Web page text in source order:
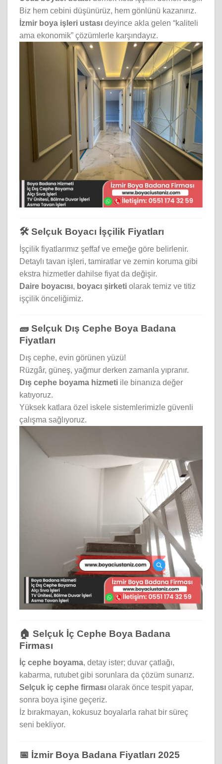
Biz hem cebini düşünürüz, hem gönlünü kazanırız.
İzmir boya işleri ustası deyince akla gelen “kaliteli
ama ekonomik” çözümlerle karşındayız.
🛠️ Selçuk Boyacı İşçilik Fiyatları
İşçilik fiyatlarımız şeffaf ve emeğe göre belirlenir.
Detaylı tavan işleri, tamiratlar ve zemin koruma gibi
ekstra hizmetler dahilse fiyat da değişir.
Daire boyacısı, boyacı şirketi olarak temiz ve titiz
işçilik önceliğimiz.
🧱 Selçuk Dış Cephe Boya Badana
Fiyatları
Dış cephe, evin görünen yüzü!
Rüzgâr, güneş, yağmur derken zamanla yıpranır.
Dış cephe boyama hizmeti ile binanıza değer
katıyoruz.
Yüksek katlara özel iskele sistemlerimizle güvenli
çalışma sağlıyoruz.
🏠 Selçuk İç Cephe Boya Badana
Firması
İç cephe boyama, detay ister; duvar çatlağı,
kabarma, rutubet gibi sorunlara da çözüm sunarız.
Selçuk iç cephe firması olarak önce tespit yapar,
sonra boya işine geçeriz.
İz bırakmayan, kokusuz boyalarla rahat bir süreç
seni bekliyor.
📅 İzmir Boya Badana Fiyatları 2025